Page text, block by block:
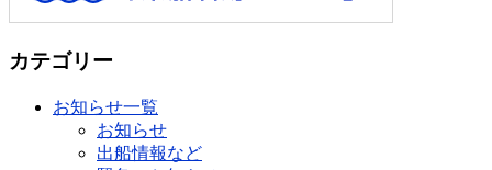
カテゴリー
お知らせ一覧
お知らせ
出船情報など